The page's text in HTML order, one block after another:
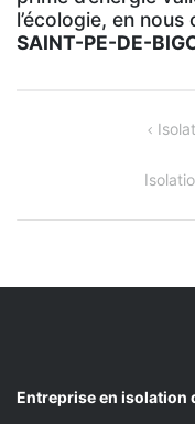
l’écologie, en
SAINT-PE-DE-
NAVIGATION
Entreprise en isolation